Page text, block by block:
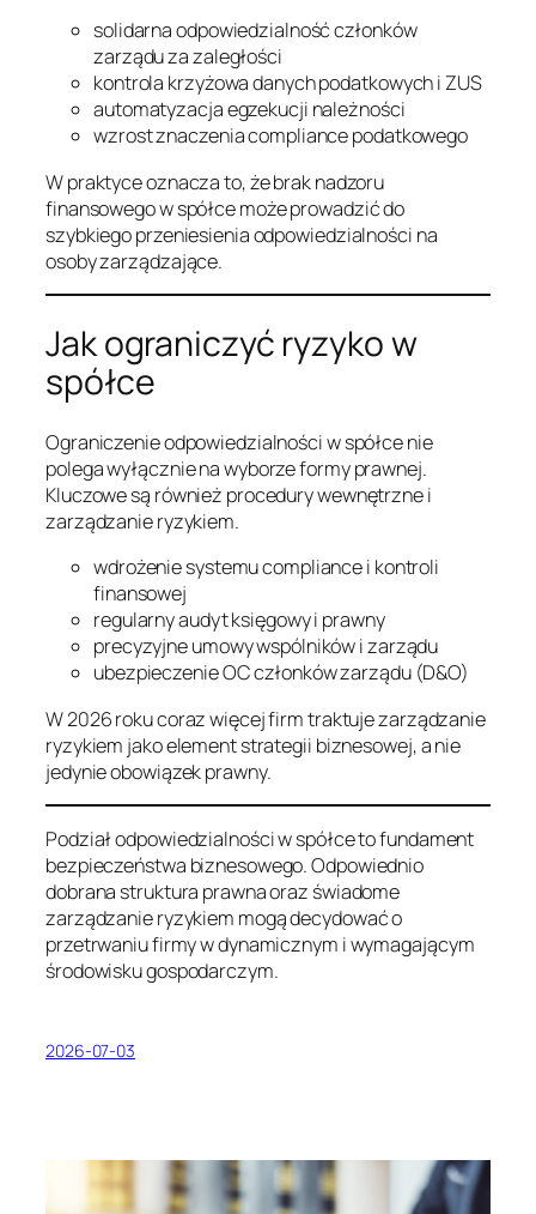
solidarna odpowiedzialność członków
zarządu za zaległości
kontrola krzyżowa danych podatkowych i ZUS
automatyzacja egzekucji należności
wzrost znaczenia compliance podatkowego
W praktyce oznacza to, że brak nadzoru
finansowego w spółce może prowadzić do
szybkiego przeniesienia odpowiedzialności na
osoby zarządzające.
Jak ograniczyć ryzyko w
spółce
Ograniczenie odpowiedzialności w spółce nie
polega wyłącznie na wyborze formy prawnej.
Kluczowe są również procedury wewnętrzne i
zarządzanie ryzykiem.
wdrożenie systemu compliance i kontroli
finansowej
regularny audyt księgowy i prawny
precyzyjne umowy wspólników i zarządu
ubezpieczenie OC członków zarządu (D&O)
W 2026 roku coraz więcej firm traktuje zarządzanie
ryzykiem jako element strategii biznesowej, a nie
jedynie obowiązek prawny.
Podział odpowiedzialności w spółce to fundament
bezpieczeństwa biznesowego. Odpowiednio
dobrana struktura prawna oraz świadome
zarządzanie ryzykiem mogą decydować o
przetrwaniu firmy w dynamicznym i wymagającym
środowisku gospodarczym.
2026-07-03